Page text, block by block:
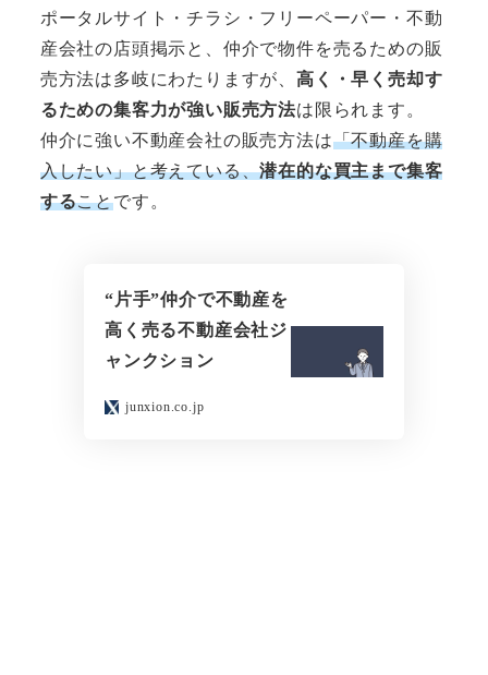
ポータルサイト・チラシ・フリーペーパー・不動
産会社の店頭掲示と、仲介で物件を売るための販
売方法は多岐にわたりますが、 高く・早く売却す
るための集客力が強い販売方法は限られます。
仲介に強い不動産会社の販売方法は「不動産を購
入したい」と考えている、潜在的な買主まで集客
することです。
“片手”仲介で不動産を
高く売る不動産会社ジ
ャンクション
junxion.co.jp